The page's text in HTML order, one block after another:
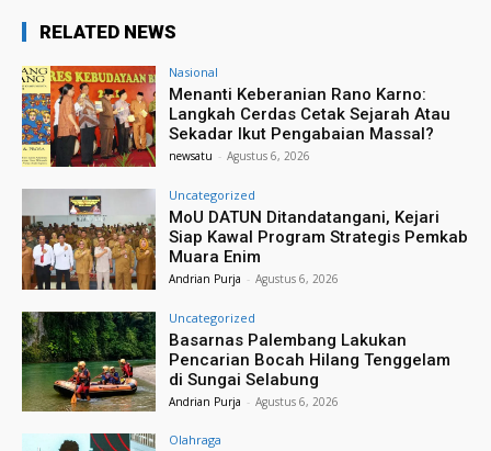
RELATED NEWS
Nasional
Menanti Keberanian Rano Karno:
Langkah Cerdas Cetak Sejarah Atau
Sekadar Ikut Pengabaian Massal?
newsatu - Agustus 6, 2026
Uncategorized
MoU DATUN Ditandatangani, Kejari
Siap Kawal Program Strategis Pemkab
Muara Enim
Andrian Purja - Agustus 6, 2026
Uncategorized
Basarnas Palembang Lakukan
Pencarian Bocah Hilang Tenggelam
di Sungai Selabung
Andrian Purja - Agustus 6, 2026
Olahraga